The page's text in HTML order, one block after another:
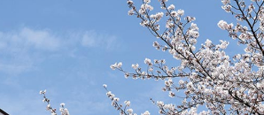
松平記念図書館
際ビジネスコース
ツマネジメントコース
経済学部経営学科
一般教育担当教員
業生からのメッセージ
クラブ活動・学友会
サポート（福利厚生）
在学生の声
教員の声
地方創生研究所
編入学・転入学制度
在学生の方へ